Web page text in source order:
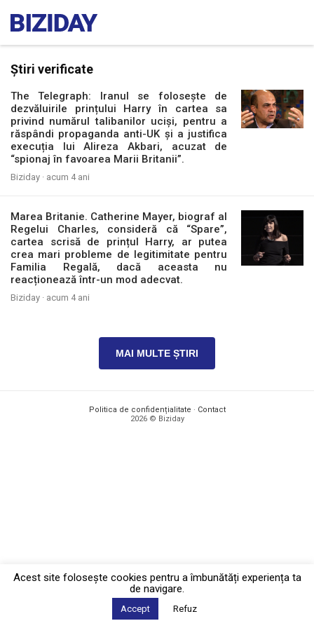
Știri verificate
The Telegraph: Iranul se folosește de
dezvăluirile prințului Harry în cartea sa
privind numărul talibanilor uciși, pentru a
răspândi propaganda anti-UK și a justifica
execuția lui Alireza Akbari, acuzat de
“spionaj în favoarea Marii Britanii”.
Biziday · acum 4 ani
Marea Britanie. Catherine Mayer, biograf al
Regelui Charles, consideră că “Spare”,
cartea scrisă de prințul Harry, ar putea
crea mari probleme de legitimitate pentru
Familia Regală, dacă aceasta nu
reacționează într-un mod adecvat.
Biziday · acum 4 ani
MAI MULTE ȘTIRI
Politica de confidențialitate · Contact
2026 © Biziday
Acest site foloseşte cookies pentru a îmbunătăți experiența ta
de navigare.
Accept Refuz